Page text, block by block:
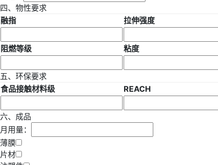
四、物性要求
融指
拉伸强度
阻燃等级 粘度
五、环保要求
食品接触材料级
REACH
六、成品
月用量：
薄膜
片材